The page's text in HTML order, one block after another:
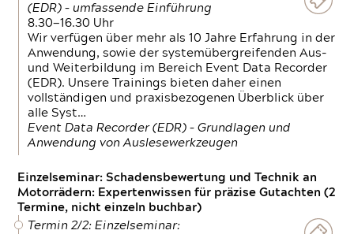
(EDR) – umfassende Einführung
8.30—16.30 Uhr
Wir verfügen über mehr als 10 Jahre Erfahrung in der
Anwendung, sowie der systemübergreifenden Aus-
und Weiterbildung im Bereich Event Data Recorder
(EDR). Unsere Trainings bieten daher einen
vollständigen und praxisbezogenen Überblick über
alle Syst…
Event Data Recorder (EDR) – Grundlagen und
Anwendung von Auslesewerkzeugen
Einzelseminar: Schadensbewertung und Technik an
Motorrädern: Expertenwissen für präzise Gutachten (2
Termine, nicht einzeln buchbar)
Termin 2/2: Einzelseminar: